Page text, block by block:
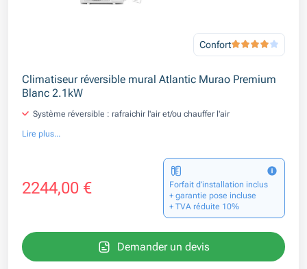
Confort
Climatiseur réversible mural Atlantic Murao Premium
Blanc 2.1kW
Système réversible : rafraichir l'air et/ou chauffer l'air
Lire plus...
2244,00 €
Forfait d’installation inclus
+ garantie pose incluse
+ TVA réduite 10%
Demander un devis